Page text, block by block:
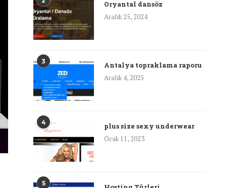
Oryantal dansöz
Aralık 25, 2024
3
Antalya topraklama raporu
Aralık 4, 2025
4
plus size sexy underwear
Ocak 11, 2023
5